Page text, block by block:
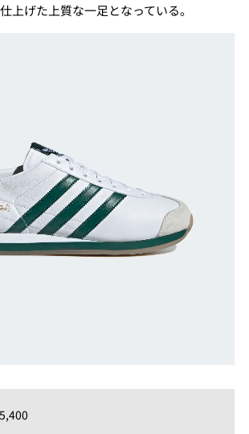
上げた上質な一足となっている。